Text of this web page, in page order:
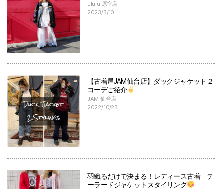
Elulu 原宿店
2023/3/10
【古着屋JAM仙台店】ダックジャケット２
コーデご紹介
JAM 仙台店
2022/10/23
羽織るだけで決まる！レディース古着 テ
ーラードジャケットスタイリング